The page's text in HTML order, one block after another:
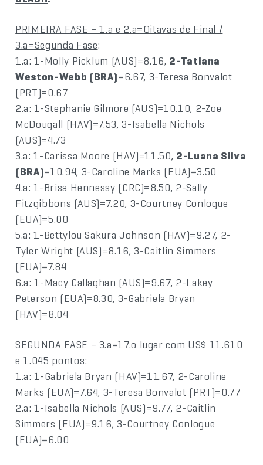
PRIMEIRA FASE – 1.a e 2.a=Oitavas de Final /
3.a=Segunda Fase:
1.a: 1-Molly Picklum (AUS)=8.16, 2-Tatiana
Weston-Webb (BRA)=6.67, 3-Teresa Bonvalot
(PRT)=0.67
2.a: 1-Stephanie Gilmore (AUS)=10.10, 2-Zoe
McDougall (HAV)=7.53, 3-Isabella Nichols
(AUS)=4.73
3.a: 1-Carissa Moore (HAV)=11.50, 2-Luana Silva
(BRA)=10.94, 3-Caroline Marks (EUA)=3.50
4.a: 1-Brisa Hennessy (CRC)=8.50, 2-Sally
Fitzgibbons (AUS)=7.20, 3-Courtney Conlogue
(EUA)=5.00
5.a: 1-Bettylou Sakura Johnson (HAV)=9.27, 2-
Tyler Wright (AUS)=8.16, 3-Caitlin Simmers
(EUA)=7.84
6.a: 1-Macy Callaghan (AUS)=9.67, 2-Lakey
Peterson (EUA)=8.30, 3-Gabriela Bryan
(HAV)=8.04
SEGUNDA FASE – 3.a=17.o lugar com US$ 11.610
e 1.045 pontos:
1.a: 1-Gabriela Bryan (HAV)=11.67, 2-Caroline
Marks (EUA)=7.64, 3-Teresa Bonvalot (PRT)=0.77
2.a: 1-Isabella Nichols (AUS)=9.77, 2-Caitlin
Simmers (EUA)=9.16, 3-Courtney Conlogue
(EUA)=6.00